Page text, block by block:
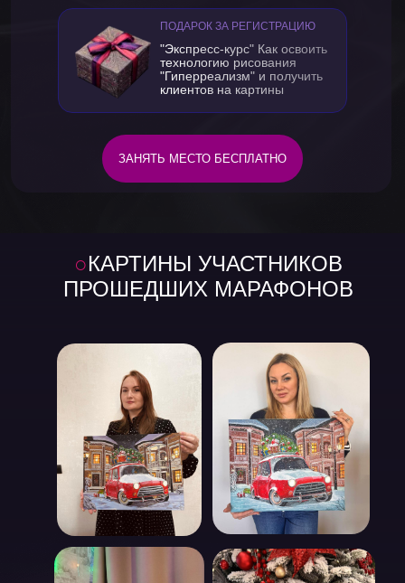
ЗАНЯТЬ МЕСТО БЕСПЛАТНО
ПОДАРОК ЗА РЕГИСТРАЦИЮ
"Экспресс-курс" Как освоить
технологию рисования
"Гиперреализм" и получить
клиентов на картины
○КАРТИНЫ УЧАСТНИКОВ
ПРОШЕДШИХ МАРАФОНОВ